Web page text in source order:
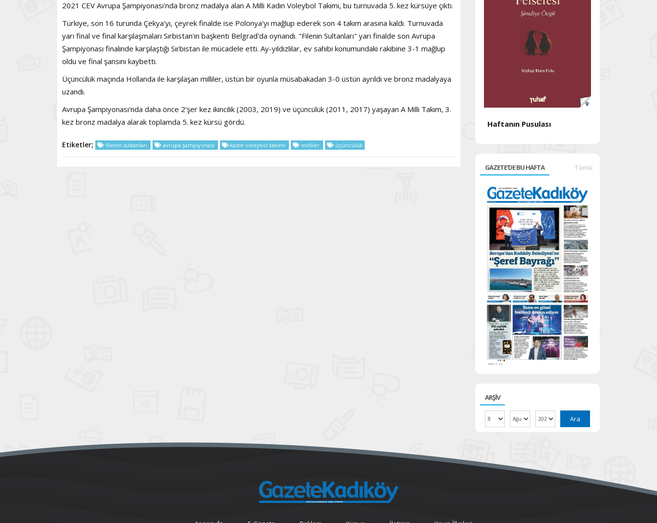
2021 CEV Avrupa Şampiyonası'nda bronz madalya alan A Milli Kadın Voleybol Takımı, bu turnuvada 5. kez kürsüye çıktı.
Türkiye, son 16 turunda Çekya'yı, çeyrek finalde ise Polonya'yı mağlup ederek son 4 takım arasına kaldı. Turnuvada
yarı final ve final karşılaşmaları Sırbistan'ın başkenti Belgrad'da oynandı. "Filenin Sultanları" yarı finalde son Avrupa
Şampiyonası finalinde karşılaştığı Sırbistan ile mücadele etti. Ay-yıldızlılar, ev sahibi konumundaki rakibine 3-1 mağlup
oldu ve final şansını kaybetti.
Üçüncülük maçında Hollanda ile karşılaşan milliler, üstün bir oyunla müsabakadan 3-0 üstün ayrıldı ve bronz madalyaya
uzandı.
Avrupa Şampiyonası'nda daha önce 2'şer kez ikincilik (2003, 2019) ve üçüncülük (2011, 2017) yaşayan A Milli Takım, 3.
kez bronz madalya alarak toplamda 5. kez kürsü gördü.
Etiketler; filenin sultanları avrupa şampiyonası kadın voleybol takımı milliler üçüncülük
Haftanın Sinevizyonu Haftanın Pusulası
Haftanın Pusulası
GAZETE'DE BU HAFTA Tümü
ARŞİV
Ara